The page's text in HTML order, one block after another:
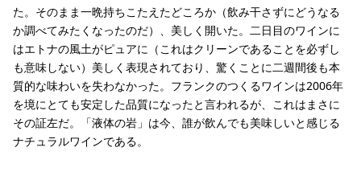
た。そのまま一晩持ちこたえたどころか（飲み干さずにどうなる
か調べてみたくなったのだ）、美しく開いた。二日目のワインに
はエトナの風土がピュアに（これはクリーンであることを必ずし
も意味しない）美しく表現されており、驚くことに二週間後も本
質的な味わいを失わなかった。フランクのつくるワインは2006年
を境にとても安定した品質になったと言われるが、これはまさに
その証左だ。「液体の岩」は今、誰が飲んでも美味しいと感じる
ナチュラルワインである。